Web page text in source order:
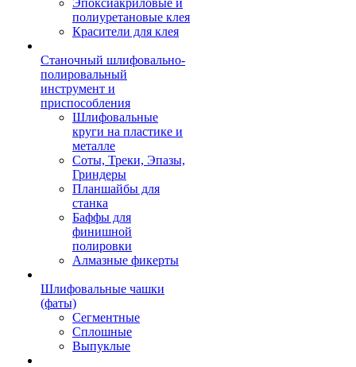
Эпоксиакриловые и
полиуретановые клея
Красители для клея
Станочный шлифовально-
полировальный
инструмент и
приспособления
Шлифовальные
круги на пластике и
металле
Соты, Треки, Эпазы,
Гриндеры
Планшайбы для
станка
Баффы для
финишной
полировки
Алмазные фикерты
Шлифовальные чашки
(фаты)
Сегментные
Сплошные
Выпуклые